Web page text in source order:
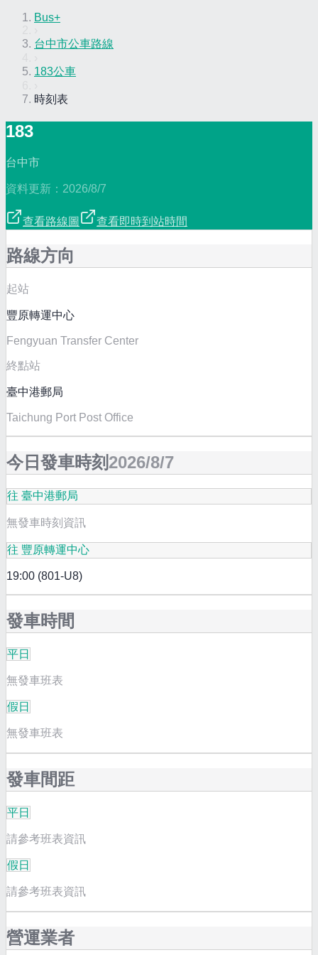
Bus+
台中市公車路線
183公車
時刻表
183
台中市
資料更新： 2026/8/7
查看路線圖 查看即時到站時間
路線方向
起站
豐原轉運中心
Fengyuan Transfer Center
終點站
臺中港郵局
Taichung Port Post Office
今日發車時刻 2026/8/7
往 臺中港郵局
無發車時刻資訊
往 豐原轉運中心
19:00 (801-U8)
發車時間
平日
無發車班表
假日
無發車班表
發車間距
平日
請參考班表資訊
假日
請參考班表資訊
營運業者